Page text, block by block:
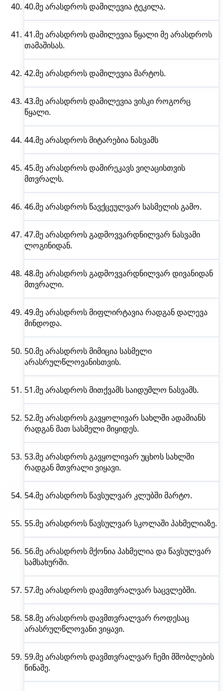
40.მე არასდროსდამილევია ტეკილა.
41.მე არასდროსდამილევია წყალი მე არასდროს
თამაშისას.
42.მე არასდროსდამილევია მარტოს.
43.მე არასდროსდამილევია ვისკი როგორც
წყალი.
44.მე არასდროსმიტარებია ნასვამს
45.მე არასდროსდამირეკავს ვიღაცისთვის
მთვრალს.
46.მე არასდროს წავქცეულვარ სასმელის გამო.
47.მე არასდროსგადმოვვარდნილვარ ნასვამი
ლოგინიდან.
48.მე არასდროსგადმოვვარდნილვარ დივანიდან
მთვრალი.
49.მე არასდროსმიფლირტავია რადგან დალევა
მინდოდა.
50.მე არასდროსმიმიცია სასმელი
არასრულწლოვანისთვის.
51.მე არასდროსმითქვამს საიდუმლო ნასვამს.
52.მე არასდროსგავყოლივარ სახლში ადამიანს
რადგან მათ სასმელი მიყიდეს.
53.მე არასდროსგავყოლივარ უცხოს სახლში
რადგან მთვრალი ვიყავი.
54.მე არასდროს წავსულვარ კლუბში მარტო.
55.მე არასდროს წავსულვარ სკოლაში პახმელიაზე.
56.მე არასდროსმქონია პახმელია და წავსულვარ
სამსახურში.
57.მე არასდროსდავმთვრალვარ საცვლებში.
58.მე არასდროსდავმთვრალვარ როდესაც
არასრულწლოვანი ვიყავი.
59.მე არასდროსდავმთვრალვარ ჩემი მშობლების
წინაშე.